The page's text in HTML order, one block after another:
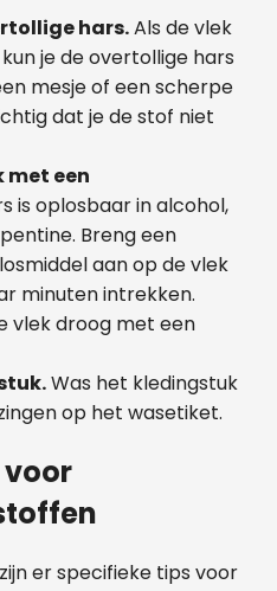
hars.Als de vlek
je de overtollige hars
mesje of een scherpe
dat je de stof niet
met een
is oplosbaar in alcohol,
Breng een
aan op de vlek
minuten intrekken.
vlek droog met een
Was het kledingstuk
op het wasetiket.
er specifieke tips voor